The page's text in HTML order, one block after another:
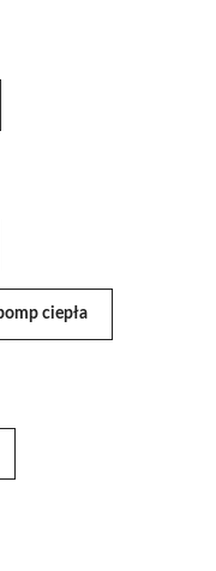
ciepła